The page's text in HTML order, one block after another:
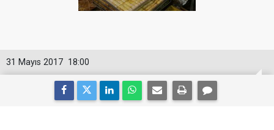
18:00
31 Mayıs 2017